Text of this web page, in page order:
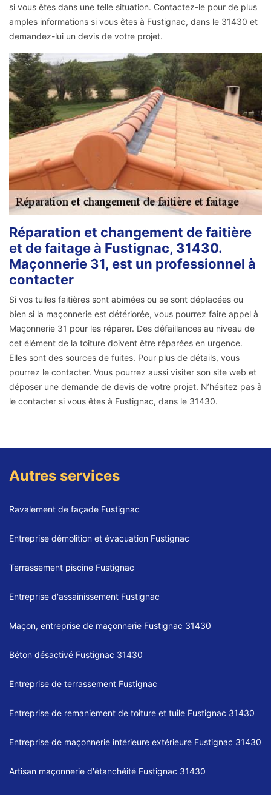
si vous êtes dans une telle situation. Contactez-le pour de plus
amples informations si vous êtes à Fustignac, dans le 31430 et
demandez-lui un devis de votre projet.
Réparation et changement de faitière
et de faitage à Fustignac, 31430.
Maçonnerie 31, est un professionnel à
contacter
Si vos tuiles faitières sont abimées ou se sont déplacées ou
bien si la maçonnerie est détériorée, vous pourrez faire appel à
Maçonnerie 31 pour les réparer. Des défaillances au niveau de
cet élément de la toiture doivent être réparées en urgence.
Elles sont des sources de fuites. Pour plus de détails, vous
pourrez le contacter. Vous pourrez aussi visiter son site web et
déposer une demande de devis de votre projet. N’hésitez pas à
le contacter si vous êtes à Fustignac, dans le 31430.
Autres services
Ravalement de façade Fustignac
Entreprise démolition et évacuation Fustignac
Terrassement piscine Fustignac
Entreprise d'assainissement Fustignac
Maçon, entreprise de maçonnerie Fustignac 31430
Béton désactivé Fustignac 31430
Entreprise de terrassement Fustignac
Entreprise de remaniement de toiture et tuile Fustignac 31430
Entreprise de maçonnerie intérieure extérieure Fustignac 31430
Artisan maçonnerie d'étanchéité Fustignac 31430